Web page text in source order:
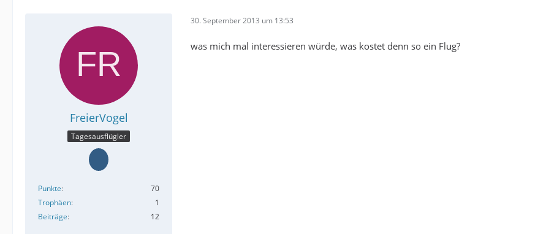
FreierVogel
Tagesausflügler
Punkte
70
Trophäen
1
Beiträge
12
30. September 2013 um 13:53
was mich mal interessieren würde, was kostet denn so ein Flug?